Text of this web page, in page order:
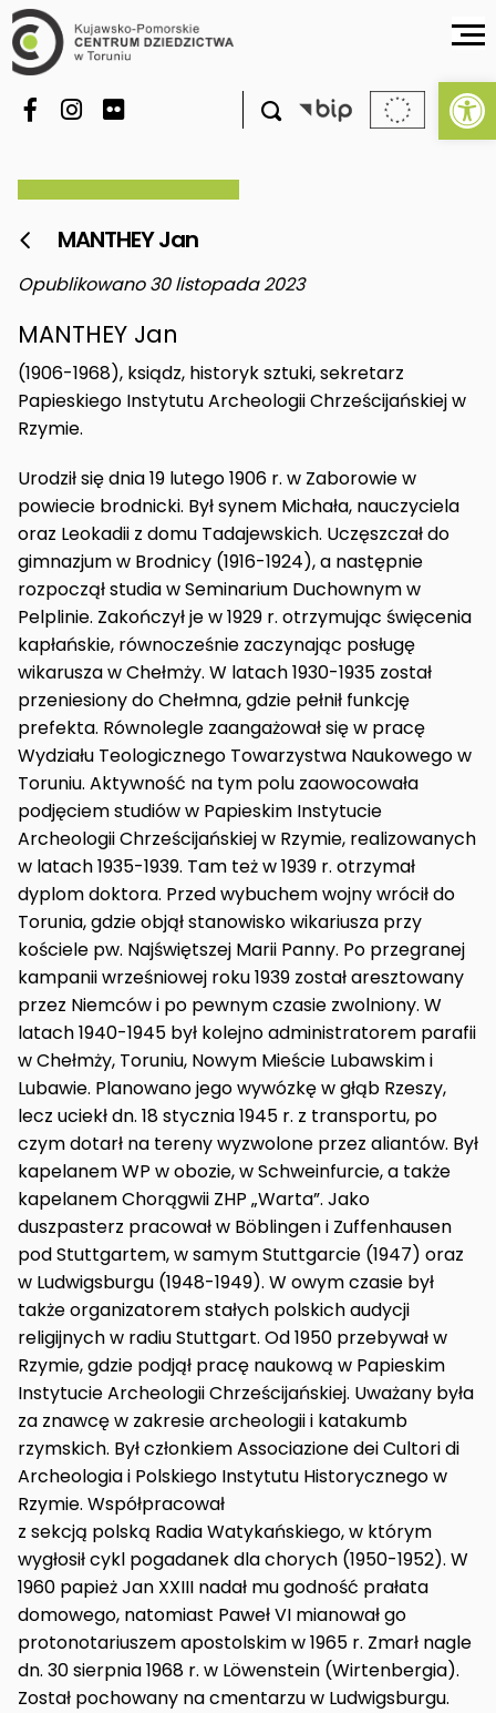

 MANTHEY Jan
Opublikowano 30 listopada 2023
MANTHEY Jan
(1906-1968), ksiądz, historyk sztuki, sekretarz
Papieskiego Instytutu Archeologii Chrześcijańskiej w
Rzymie.
Urodził się dnia 19 lutego 1906 r. w Zaborowie w
powiecie brodnicki. Był synem Michała, nauczyciela
oraz Leokadii z domu Tadajewskich. Uczęszczał do
gimnazjum w Brodnicy (1916-1924), a następnie
rozpoczął studia w Seminarium Duchownym w
Pelplinie. Zakończył je w 1929 r. otrzymując święcenia
kapłańskie, równocześnie zaczynając posługę
wikarusza w Chełmży. W latach 1930-1935 został
przeniesiony do Chełmna, gdzie pełnił funkcję
prefekta. Równolegle zaangażował się w pracę
Wydziału Teologicznego Towarzystwa Naukowego w
Toruniu. Aktywność na tym polu zaowocowała
podjęciem studiów w Papieskim Instytucie
Archeologii Chrześcijańskiej w Rzymie, realizowanych
w latach 1935-1939. Tam też w 1939 r. otrzymał
dyplom doktora. Przed wybuchem wojny wrócił do
Torunia, gdzie objął stanowisko wikariusza przy
kościele pw. Najświętszej Marii Panny. Po przegranej
kampanii wrześniowej roku 1939 został aresztowany
przez Niemców i po pewnym czasie zwolniony. W
latach 1940-1945 był kolejno administratorem parafii
w Chełmży, Toruniu, Nowym Mieście Lubawskim i
Lubawie. Planowano jego wywózkę w głąb Rzeszy,
lecz uciekł dn. 18 stycznia 1945 r. z transportu, po
czym dotarł na tereny wyzwolone przez aliantów. Był
kapelanem WP w obozie, w Schweinfurcie, a także
kapelanem Chorągwii ZHP „Warta”. Jako
duszpasterz pracował w Böblingen i Zuffenhausen
pod Stuttgartem, w samym Stuttgarcie (1947) oraz
w Ludwigsburgu (1948-1949). W owym czasie był
także organizatorem stałych polskich audycji
religijnych w radiu Stuttgart. Od 1950 przebywał w
Rzymie, gdzie podjął pracę naukową w Papieskim
Instytucie Archeologii Chrześcijańskiej. Uważany była
za znawcę w zakresie archeologii i katakumb
rzymskich. Był członkiem Associazione dei Cultori di
Archeologia i Polskiego Instytutu Historycznego w
Rzymie. Współpracował
z sekcją polską Radia Watykańskiego, w którym
wygłosił cykl pogadanek dla chorych (1950-1952). W
1960 papież Jan XXIII nadał mu godność prałata
domowego, natomiast Paweł VI mianował go
protonotariuszem apostolskim w 1965 r. Zmarł nagle
dn. 30 sierpnia 1968 r. w Löwenstein (Wirtenbergia).
Został pochowany na cmentarzu w Ludwigsburgu.